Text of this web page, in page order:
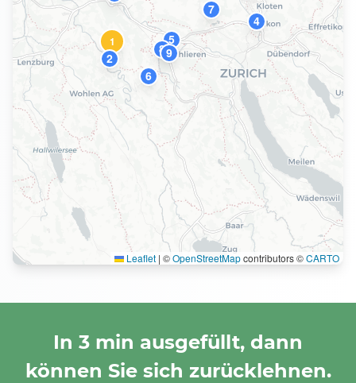
1
2
4
5
6
7
89
Leaflet | ©OpenStreetMapcontributors ©CARTO
In 3 min ausgefüllt, dann
können Sie sich zurücklehnen.